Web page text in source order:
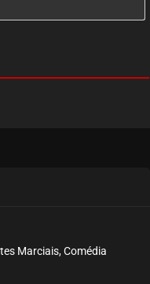
Marciais, Comédia